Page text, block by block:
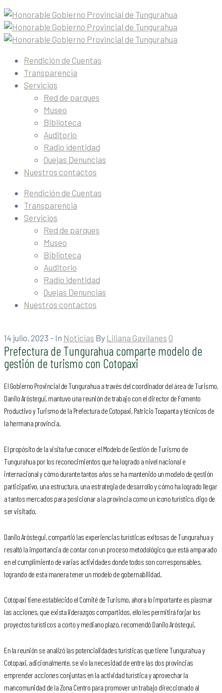
Rendición de Cuentas
Transparencia
Servicios
Red de parques
Museo
Biblioteca
Auditorio
Radio identidad
Quejas Denuncias
Nuestros contactos
Rendición de Cuentas
Transparencia
Servicios
Red de parques
Museo
Biblioteca
Auditorio
Radio identidad
Quejas Denuncias
Nuestros contactos
14 julio, 2023 - In Noticias By Liliana Gavilanes 0
Prefectura de Tungurahua comparte modelo de
gestión de turismo con Cotopaxi
El Gobierno Provincial de Tungurahua a través del coordinador del área de Turismo,
Danilo Aróstegui, mantuvo una reunión de trabajo con el director de Fomento
Productivo y Turismo de la Prefectura de Cotopaxi, Patricio Toapanta y técnicos de
la hermana provincia.
El propósito de la visita fue conocer el Modelo de Gestión de Turismo de
Tungurahua por los reconocimientos que ha logrado a nivel nacional e
internacional y cómo durante tantos años se ha mantenido un modelo de gestión
participativo, una estructura, una estrategia de desarrollo y cómo ha logrado llegar
a tantos mercados para posicionar a la provincia como un ícono turístico, digo de
ser visitado.
Danilo Aróstegui, compartió las experiencias turísticas exitosas de Tungurahua y
resaltó la importancia de contar con un proceso metodológico que está amparado
en el cumplimiento de varias actividades donde todos son corresponsables,
logrando de esta manera tener un modelo de gobernabilidad.
Cotopaxi tiene establecido el Comité de Turismo, ahora lo importante es plasmar
las acciones, que exista liderazgos compartidos, ello les permitirá forjar los
proyectos turísticos a corto y mediano plazo, recomendó Danilo Aróstegui.
En la reunión se analizó las potencialidades turísticas que tiene Tungurahua y
Cotopaxi, adicionalmente, se vio la necesidad de entre las dos provincias
emprender acciones conjuntas en la actividad turística y aprovechar la
mancomunidad de la Zona Centro para promover un trabajo direccionado al